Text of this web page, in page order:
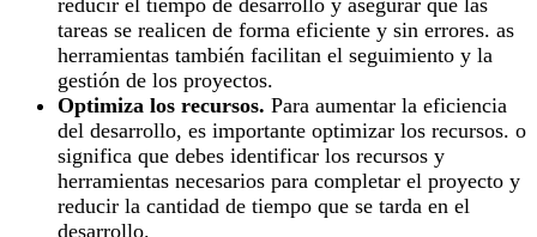
reducir el tiempo de desarrollo y asegurar que las
tareas se realicen de forma eficiente y sin errores. as
herramientas también facilitan el seguimiento y la
gestión de los proyectos.
Optimiza los recursos. Para aumentar la eficiencia
del desarrollo, es importante optimizar los recursos. o
significa que debes identificar los recursos y
herramientas necesarios para completar el proyecto y
reducir la cantidad de tiempo que se tarda en el
desarrollo.